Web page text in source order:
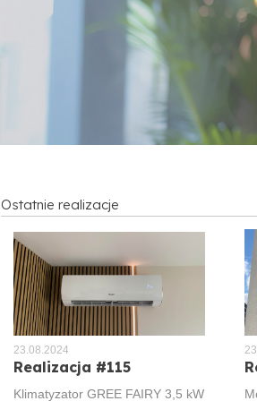
Ostatnie realizacje
23.08.2024
Realizacja #115
Klimatyzator GREE FAIRY 3,5 kW